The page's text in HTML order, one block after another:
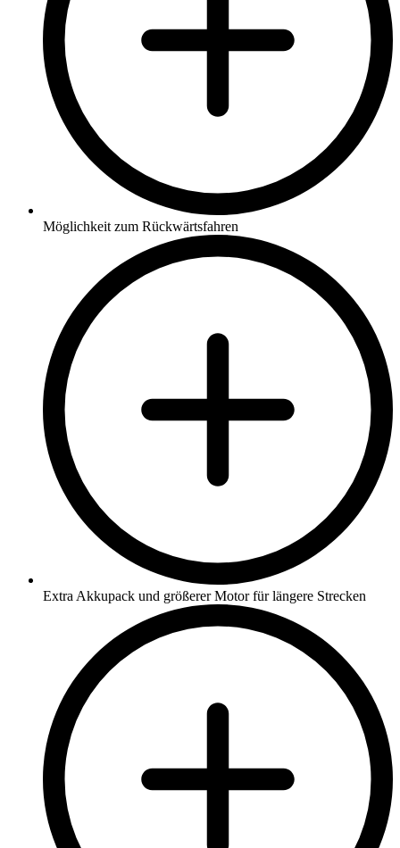
Möglichkeit zum Rückwärtsfahren
Extra Akkupack und größerer Motor für längere Strecken